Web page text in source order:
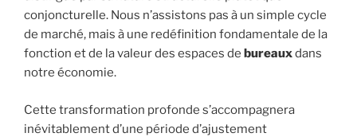
conjoncturelle. Nous n’assistons pas à un simple cycle
de marché, mais à une redéfinition fondamentale de la
fonction et de la valeur des espaces de bureauxdans
notre économie.
Cette transformation profonde s’accompagnera
inévitablement d’une période d’ajustement